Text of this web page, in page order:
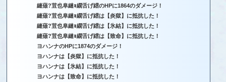
縺薙?荳也阜縺ｮ繝舌げ繧のHPに1864のダメージ！
縺薙?荳也阜縺ｮ繝舌げ繧は【炎獄】に抵抗した！
縺薙?荳也阜縺ｮ繝舌げ繧は【氷結】に抵抗した！
縺薙?荳也阜縺ｮ繝舌げ繧は【致命】に抵抗した！
ヨハンナのHPに1874のダメージ！
ヨハンナは【炎獄】に抵抗した！
ヨハンナは【氷結】に抵抗した！
ヨハンナは【致命】に抵抗した！